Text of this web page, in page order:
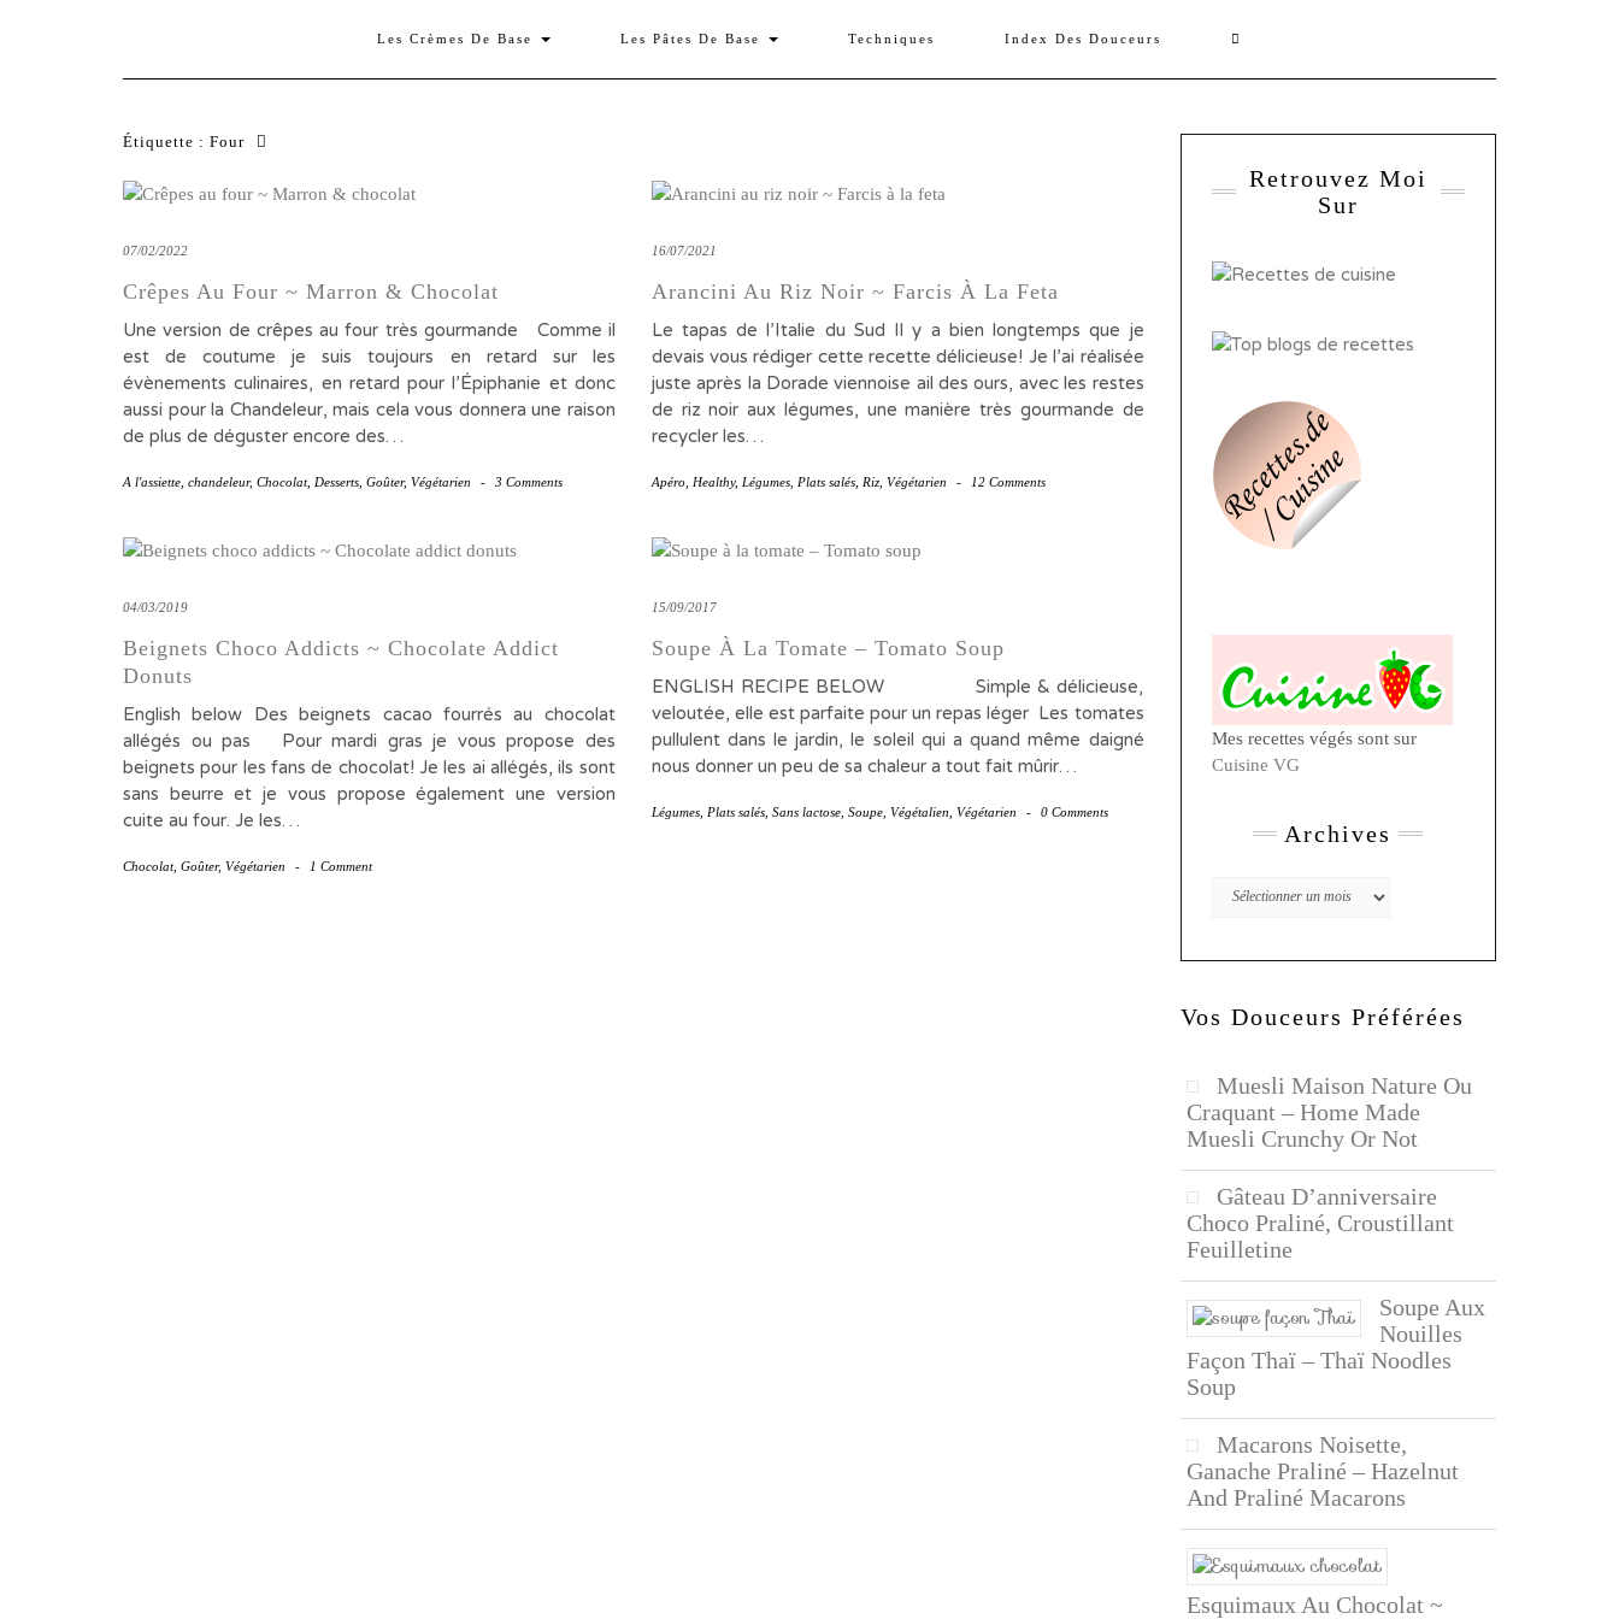
Les Crèmes De Base Les Pâtes De Base Techniques Index Des Douceurs
Étiquette : Four
07/02/2022
Crêpes Au Four ~ Marron & Chocolat
Une version de crêpes au four très gourmande Comme il
est de coutume je suis toujours en retard sur les
évènements culinaires, en retard pour l’Épiphanie et donc
aussi pour la Chandeleur, mais cela vous donnera une raison
de plus de déguster encore des…
A l'assiette chandeleur, Chocolat, Desserts Goûter, Végétarien - 3 Comments
16/07/2021
Arancini Au Riz Noir ~ Farcis À La Feta
Le tapas de l’Italie du Sud Il y a bien longtemps que je
devais vous rédiger cette recette délicieuse! Je l’ai réalisée
juste après la Dorade viennoise ail des ours, avec les restes
de riz noir aux légumes, une manière très gourmande de
recycler les…
Apéro, Healthy, Légumes, Plats salés, Riz, Végétarien - 12 Comments
04/03/2019
Beignets Choco Addicts ~ Chocolate Addict
Donuts
English below Des beignets cacao fourrés au chocolat
allégés ou pas Pour mardi gras je vous propose des
beignets pour les fans de chocolat! Je les ai allégés, ils sont
sans beurre et je vous propose également une version
cuite au four. Je les…
Chocolat, Goûter, Végétarien - 1 Comment
15/09/2017
Soupe À La Tomate – Tomato Soup
ENGLISH RECIPE BELOW Simple & délicieuse,
veloutée, elle est parfaite pour un repas léger Les tomates
pullulent dans le jardin, le soleil qui a quand même daigné
nous donner un peu de sa chaleur a tout fait mûrir…
Légumes, Plats salés, Sans lactose, Soupe, Végétalien Végétarien - 0 Comments
Retrouvez Moi
Sur
Mes recettes végés sont sur
Cuisine VG
Archives
Archives
Vos Douceurs Préférées
Muesli Maison Nature Ou
Craquant – Home Made
Muesli Crunchy Or Not
Gâteau D’anniversaire
Choco Praliné, Croustillant
Feuilletine
Soupe Aux
Nouilles
Façon Thaï – Thaï Noodles
Soup
Macarons Noisette,
Ganache Praliné – Hazelnut
And Praliné Macarons
Esquimaux Au Chocolat ~